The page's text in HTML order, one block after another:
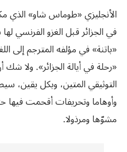
الأنجليزي «طوماس شاو»
في الجزائر قبل الغزو الفرنسي
«باتنة» في مؤلفه المترجم إلى
«رحلة في أيالة الجزائر». ولا
التوثيقي المتين، وبكل يقين،
وأوهاما وتحريفات أقحمت فيها
مشوّها ومرذولا.